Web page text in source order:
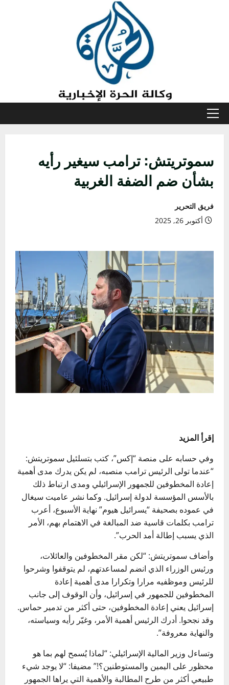
القائمة
سموتريتش: ترامب سيغير رأيه
بشأن ضم الضفة الغربية
فريق التحرير
أكتوبر 26, 2025
إقرأ المزيد
وفي حسابه على منصة “إكس”، كتب بتسلئيل سموتريتش:
“عندما تولى الرئيس ترامب منصبه، لم يكن يدرك مدى أهمية
إعادة المخطوفين للجمهور الإسرائيلي ومدى ارتباط ذلك
بالأسس المؤسسة لدولة إسرائيل. وكما نشر عاميت سيغال
في عموده بصحيفة “يسرائيل هيوم” نهاية الأسبوع، أعرب
ترامب بكلمات قاسية ضد المبالغة في الاهتمام بهم، الأمر
الذي يسبب إطالة أمد الحرب”.
وأضاف سموتريتش: “لكن مقر المخطوفين والعائلات،
ورئيس الوزراء الذي انضم لمساعدتهم، لم يتوقفوا وشرحوا
للرئيس وموظفيه مرارا وتكرارا مدى أهمية إعادة
المخطوفين للجمهور في إسرائيل، وأن الوقوف إلى جانب
إسرائيل يعني إعادة المخطوفين، حتى أكثر من تدمير حماس.
وقد نجحوا. أدرك الرئيس أهمية الأمر، وغيّر رأيه وسياسته،
والنهاية معروفة”.
وتساءل وزير المالية الإسرائيلي: “لماذا يُسمح لهم بما هو
محظور على اليمين والمستوطنين؟!” مضيفا: “لا يوجد شيء
طبيعي أكثر من طرح المطالبة والأهمية التي يراها الجمهور